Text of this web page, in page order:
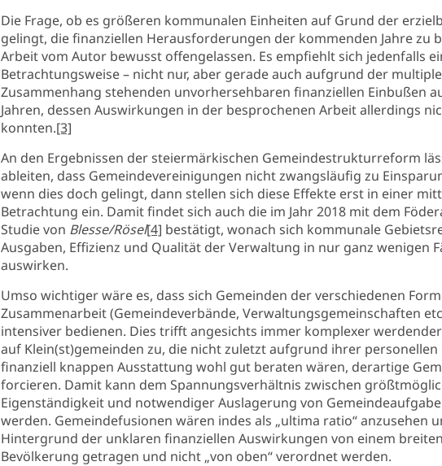
Die Frage, ob es größeren kommunalen Einheiten auf Grund der
gelingt, die finanziellen Herausforderungen der kommenden Jahre zu
Arbeit vom Autor bewusst offengelassen. Es empfiehlt sich jedenfalls
Betrachtungsweise – nicht nur, aber gerade auch aufgrund der
Zusammenhang stehenden unvorhersehbaren finanziellen Einbußen
Jahren, dessen Auswirkungen in der besprochenen Arbeit allerdings
konnten.[3]
An den Ergebnissen der steiermärkischen Gemeindestrukturreform
ableiten, dass Gemeindevereinigungen nicht zwangsläufig zu
wenn dies doch gelingt, dann stellen sich diese Effekte erst in einer
Betrachtung ein. Damit findet sich auch die im Jahr 2018 mit dem
Studie von Blesse/Rösel[4] bestätigt, wonach sich kommunale
Ausgaben, Effizienz und Qualität der Verwaltung in nur ganz wenigen
auswirken.
Umso wichtiger wäre es, dass sich Gemeinden der verschiedenen
Zusammenarbeit (Gemeindeverbände, Verwaltungsgemeinschaften
intensiver bedienen. Dies trifft angesichts immer komplexer
auf Klein(st)gemeinden zu, die nicht zuletzt aufgrund ihrer
finanziell knappen Ausstattung wohl gut beraten wären, derartige
forcieren. Damit kann dem Spannungsverhältnis zwischen
Eigenständigkeit und notwendiger Auslagerung von
werden. Gemeindefusionen wären indes als „ultima ratio“ anzusehen
Hintergrund der unklaren finanziellen Auswirkungen von einem
Bevölkerung getragen und nicht „von oben“ verordnet werden.